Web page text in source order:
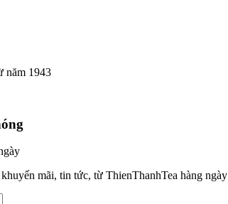
năm 1943
mãi, tin tức, từ ThienThanhTea hàng ngày